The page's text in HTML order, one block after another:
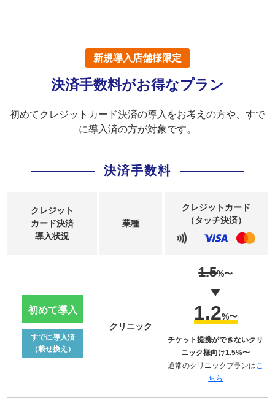
新規導入店舗様限定
決済手数料がお得なプラン
初めてクレジットカード決済の導入をお考えの方や、すで
に導入済の方が対象です。
決済手数料
クレジット
カード決済
導入状況
業種
クレジットカード
（タッチ決済）
初めて導入
すでに導入済
（載せ換え）
クリニック
1.5%〜
1.2%〜
チケット提携ができないクリ
ニック様向け1.5%〜
通常のクリニックプランは こ
ちら